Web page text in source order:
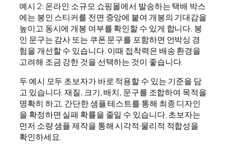
예시 2: 온라인 소규모 쇼핑몰에서 발송하는 택배 박스
에는 봉인 스티커를 전면 중앙에 붙여 개봉의 기대감을
높이고 동시에 개봉 여부를 확인할 수 있게 합니다. 봉
인 문구는 감사 또는 쿠폰 문구를 포함하면 언박싱 경
험을 개선할 수 있습니다. 이때 접착력은 배송 환경을
고려해 조금 강한 것을 선택하는 것이 좋습니다.
두 예시 모두 초보자가 바로 적용할 수 있는 기준을 담
고 있습니다. 재질, 크기, 배치, 문구를 조합하여 목적을
명확히 하고, 간단한 샘플 테스트를 통해 최종 디자인
을 확정하면 실패 확률을 줄일 수 있습니다. 초보자는
먼저 소량 샘플 제작을 통해 시각적·물리적 적합성을
확인하세요.